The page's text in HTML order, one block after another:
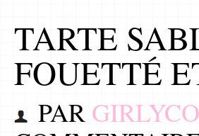
TARTE
FOUETTÉ
PAR